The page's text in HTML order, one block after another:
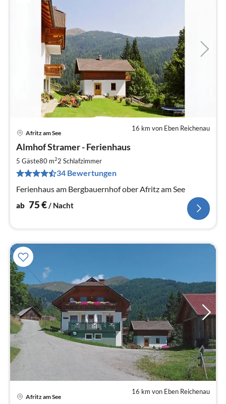
16 km von Eben Reichenau
Afritz am See
Almhof Stramer - Ferienhaus
5 Gäste80 m22 Schlafzimmer
34 Bewertungen
Ferienhaus am Bergbauernhof ober Afritz am See
ab 75€/ Nacht
16 km von Eben Reichenau
Afritz am See